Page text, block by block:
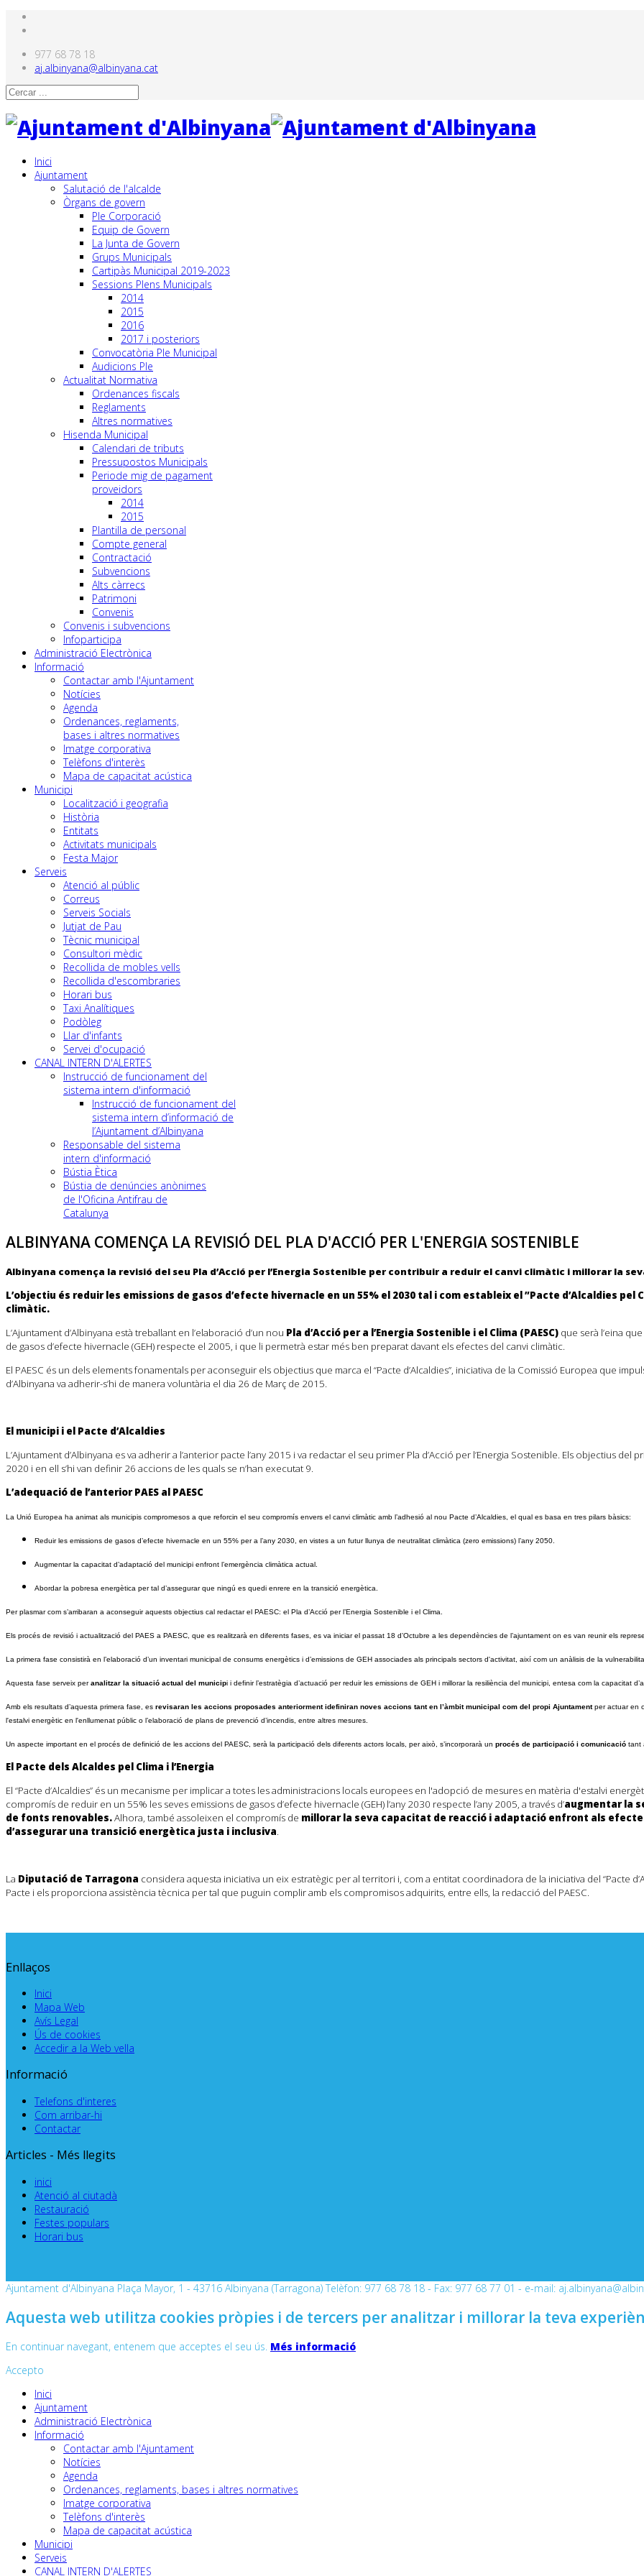
977 68 78 18
aj.albinyana@albinyana.cat
Inici
Ajuntament
Salutació de l'alcalde
Òrgans de govern
Ple Corporació
Equip de Govern
La Junta de Govern
Grups Municipals
Cartipàs Municipal 2019-2023
Sessions Plens Municipals
2014
2015
2016
2017 i posteriors
Convocatòria Ple Municipal
Audicions Ple
Actualitat Normativa
Ordenances fiscals
Reglaments
Altres normatives
Hisenda Municipal
Calendari de tributs
Pressupostos Municipals
Periode mig de pagament
proveidors
2014
2015
Plantilla de personal
Compte general
Contractació
Subvencions
Alts càrrecs
Patrimoni
Convenis
Convenis i subvencions
Infoparticipa
Administració Electrònica
Informació
Contactar amb l'Ajuntament
Notícies
Agenda
Ordenances, reglaments,
bases i altres normatives
Imatge corporativa
Telèfons d'interès
Mapa de capacitat acústica
Municipi
Localització i geografia
Història
Entitats
Activitats municipals
Festa Major
Serveis
Atenció al públic
Correus
Serveis Socials
Jutjat de Pau
Tècnic municipal
Consultori mèdic
Recollida de mobles vells
Recollida d'escombraries
Horari bus
Taxi Analítiques
Podòleg
Llar d'infants
Servei d'ocupació
CANAL INTERN D'ALERTES
Instrucció de funcionament del
sistema intern d'informació
Instrucció de funcionament del
sistema intern d’informació de
l’Ajuntament d’Albinyana
Responsable del sistema
intern d'informació
Bústia Ètica
Bústia de denúncies anònimes
de l'Oficina Antifrau de
Catalunya
ALBINYANA COMENÇA LA REVISIÓ DEL PLA D'ACCIÓ PER L'ENERGIA SOSTENIBLE
Albinyana comença la revisió del seu Pla d’Acció per l’Energia Sostenible per contribuir a reduir el canvi climàtic i millorar la
L’objectiu és reduir les emissions de gasos d’efecte hivernacle en un 55% el 2030 tal i com estableix el ”Pacte d’Alcaldies
climàtic.
L’Ajuntament d’Albinyana està treballant en l’elaboració d’un nou Pla d’Acció per a l’Energia Sostenible i el Clima (PAESC) que serà l’eina
de gasos d’efecte hivernacle (GEH) respecte el 2005, i que li permetrà estar més ben preparat davant els efectes del canvi climàtic.
El PAESC és un dels elements fonamentals per aconseguir els objectius que marca el “Pacte d’Alcaldies”, iniciativa de la Comissió Europea que
d’Albinyana va adherir-s’hi de manera voluntària el dia 26 de Març de 2015.
El municipi i el Pacte d’Alcaldies
L’Ajuntament d’Albinyana es va adherir a l’anterior pacte l’any 2015 i va redactar el seu primer Pla d’Acció per l’Energia Sostenible. Els objectius
2020 i en ell s’hi van definir 26 accions de les quals se n’han executat 9.
L’adequació de l’anterior PAES al PAESC
La Unió Europea ha animat als municipis compromesos a que reforcin el seu compromís envers el canvi climàtic amb l’adhesió al nou Pacte d’Alcaldies, el qual es basa en tres pilars bàsics:
Reduir les emissions de gasos d’efecte hivernacle en un 55% per a l’any 2030, en vistes a un futur llunya de neutralitat climàtica (zero emissions) l’any 2050.
Augmentar la capacitat d’adaptació del municipi enfront l’emergència climàtica actual.
Abordar la pobresa energètica per tal d’assegurar que ningú es quedi enrere en la transició energètica.
Per plasmar com s’arribaran a aconseguir aquests objectius cal redactar el PAESC: el Pla d’Acció per l’Energia Sostenible i el Clima.
Els procés de revisió i actualització del PAES a PAESC, que es realitzarà en diferents fases, es va iniciar el passat 18 d’Octubre a les dependències de l’ajuntament on es van reunir els
La primera fase consistirà en l’elaboració d’un inventari municipal de consums energètics i d’emissions de GEH associades als principals sectors d'activitat, així com un anàlisis de la
Aquesta fase serveix peranalitzar la situació actual del municipi i definir l’estratègia d’actuació per reduir les emissions de GEH i millorar la resiliència del municipi, entesa com la capacitat
Amb els resultats d’aquesta primera fase, es revisaran les accions proposades anteriorment idefiniran noves accions tant en l’àmbit municipal com del propi Ajuntamentper actuar en
l'estalvi energètic en l'enllumenat públic o l’elaboració de plans de prevenció d’incendis, entre altres mesures.
Un aspecte important en el procés de definició de les accions del PAESC, serà la participació dels diferents actors locals, per això, s’incorporarà un procés de participació i comunicació tant
El Pacte dels Alcaldes pel Clima i l’Energia
El “Pacte d’Alcaldies” és un mecanisme per implicar a totes les administracions locals europees en l'adopció de mesures en matèria d'estalvi
compromís de reduir en un 55% les seves emissions de gasos d’efecte hivernacle (GEH) l’any 2030 respecte l’any 2005, a través d’augmentar la
de fonts renovables.Alhora, també assoleixen el compromís de millorar la seva capacitat de reacció i adaptació enfront als
d’assegurar una transició energètica justa i inclusiva.
La Diputació de Tarragona considera aquesta iniciativa un eix estratègic per al territori i, com a entitat coordinadora de la iniciativa del “Pacte
Pacte i els proporciona assistència tècnica per tal que puguin complir amb els compromisos adquirits, entre ells, la redacció del PAESC.
Enllaços
Inici
Mapa Web
Avís Legal
Ús de cookies
Accedir a la Web vella
Informació
Telefons d'interes
Com arribar-hi
Contactar
Articles - Més llegits
inici
Atenció al ciutadà
Restauració
Festes populars
Horari bus
Ajuntament d'Albinyana Plaça Mayor, 1 - 43716 Albinyana (Tarragona) Telèfon: 977 68 78 18 - Fax: 977 68 77 01 - e-mail:
Aquesta web utilitza cookies pròpies i de tercers per analitzar i millorar la teva
En continuar navegant, entenem que acceptes el seu ús. Més informació
Accepto
Inici
Ajuntament
Administració Electrònica
Informació
Contactar amb l'Ajuntament
Notícies
Agenda
Ordenances, reglaments, bases i altres normatives
Imatge corporativa
Telèfons d'interès
Mapa de capacitat acústica
Municipi
Serveis
CANAL INTERN D'ALERTES